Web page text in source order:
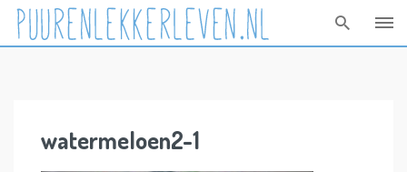
watermeloen2-1